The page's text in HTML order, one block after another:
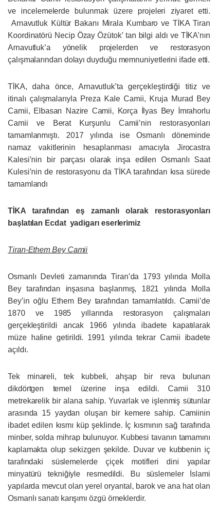
ve incelemelerde bulunmak üzere projeleri ziyaret etti.
Arnavutluk Kültür Bakanı Mirala Kumbaro ve TİKA Tiran
Koordinatörü Necip Özay Özütok’ tan bilgi aldı ve TİKA’nın
Arnavutluk’a yönelik projelerden ve restorasyon
çalışmalarından dolayı duyduğu memnuniyetlerini ifade etti.
TİKA, daha önce, Arnavutluk’ta gerçekleştirdiği titiz ve
itinalı çalışmalarıyla Preza Kale Camii, Kruja Murad Bey
Camii, Elbasan Nazire Camii, Korça İlyas Bey İmrahorlu
Camii ve Berat Kurşunlu Camii’nin restorasyonları
tamamlanmıştı. 2017 yılında ise Osmanlı döneminde
namaz vakitlerinin hesaplanması amacıyla Jirocastra
Kalesi’nin bir parçası olarak inşa edilen Osmanlı Saat
Kulesi’nin de restorasyonu da TİKA tarafından kısa sürede
tamamlandı
TİKA tarafından eş zamanlı olarak restorasyonları
başlatılan Ecdat yadigarı eserlerimiz
Tiran-Ethem Bey Camii
Osmanlı Devleti zamanında Tiran’da 1793 yılında Molla
Bey tarafından inşasına başlanmış, 1821 yılında Molla
Bey’in oğlu Ethem Bey tarafından tamamlatıldı. Camii’de
1870 ve 1985 yıllarında restorasyon çalışmaları
gerçekleştirildi ancak 1966 yılında ibadete kapatılarak
müze haline getirildi. 1991 yılında tekrar Camii ibadete
açıldı.
Tek minareli, tek kubbeli, ahşap bir reva bulunan
dikdörtgen temel üzerine inşa edildi. Camii 310
metrekarelik bir alana sahip. Yuvarlak ve işlenmiş sütunlar
arasında 15 yaydan oluşan bir kemere sahip. Camiinin
ibadet edilen kısmı küp şeklinde. İç kısmının sağ tarafında
minber, solda mihrap bulunuyor. Kubbesi tavanın tamamını
kaplamakta olup sekizgen şekilde. Duvar ve kubbenin iç
tarafındaki süslemelerde çiçek motifleri dini yapılar
minyatürü tekniğiyle resmedildi. Bu süslemeler İslami
yapılarda mevcut olan yerel oryantal, barok ve ana hat olan
Osmanlı sanatı karışımı özgü örneklerdir.